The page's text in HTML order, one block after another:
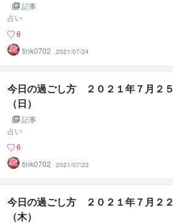
記事
占い
6
tink0702
2021/07/24
今日の過ごし方 ２０２１年７月２
（日）
記事
占い
6
tink0702
2021/07/23
今日の過ごし方 ２０２１年７月２
（木）